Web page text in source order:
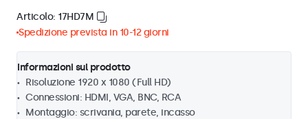
Articolo: 17HD7M
Spedizione prevista in 10-12 giorni
Informazioni sul prodotto
Risoluzione 1920 x 1080 (Full HD)
Connessioni: HDMI, VGA, BNC, RCA
Montaggio: scrivania, parete, incasso